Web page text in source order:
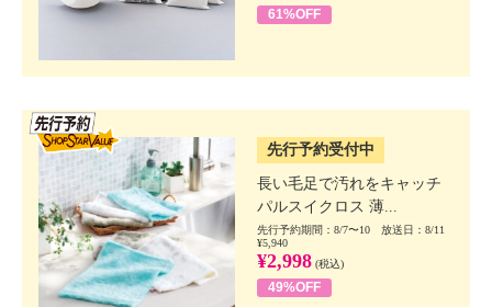
61%OFF
先行予約受付中
長い毛足で汚れをキャッチ
パルスイクロス 薄...
先行予約期間：8/7〜10 放送日：8/11
¥5,940
¥2,998 (税込)
49%OFF